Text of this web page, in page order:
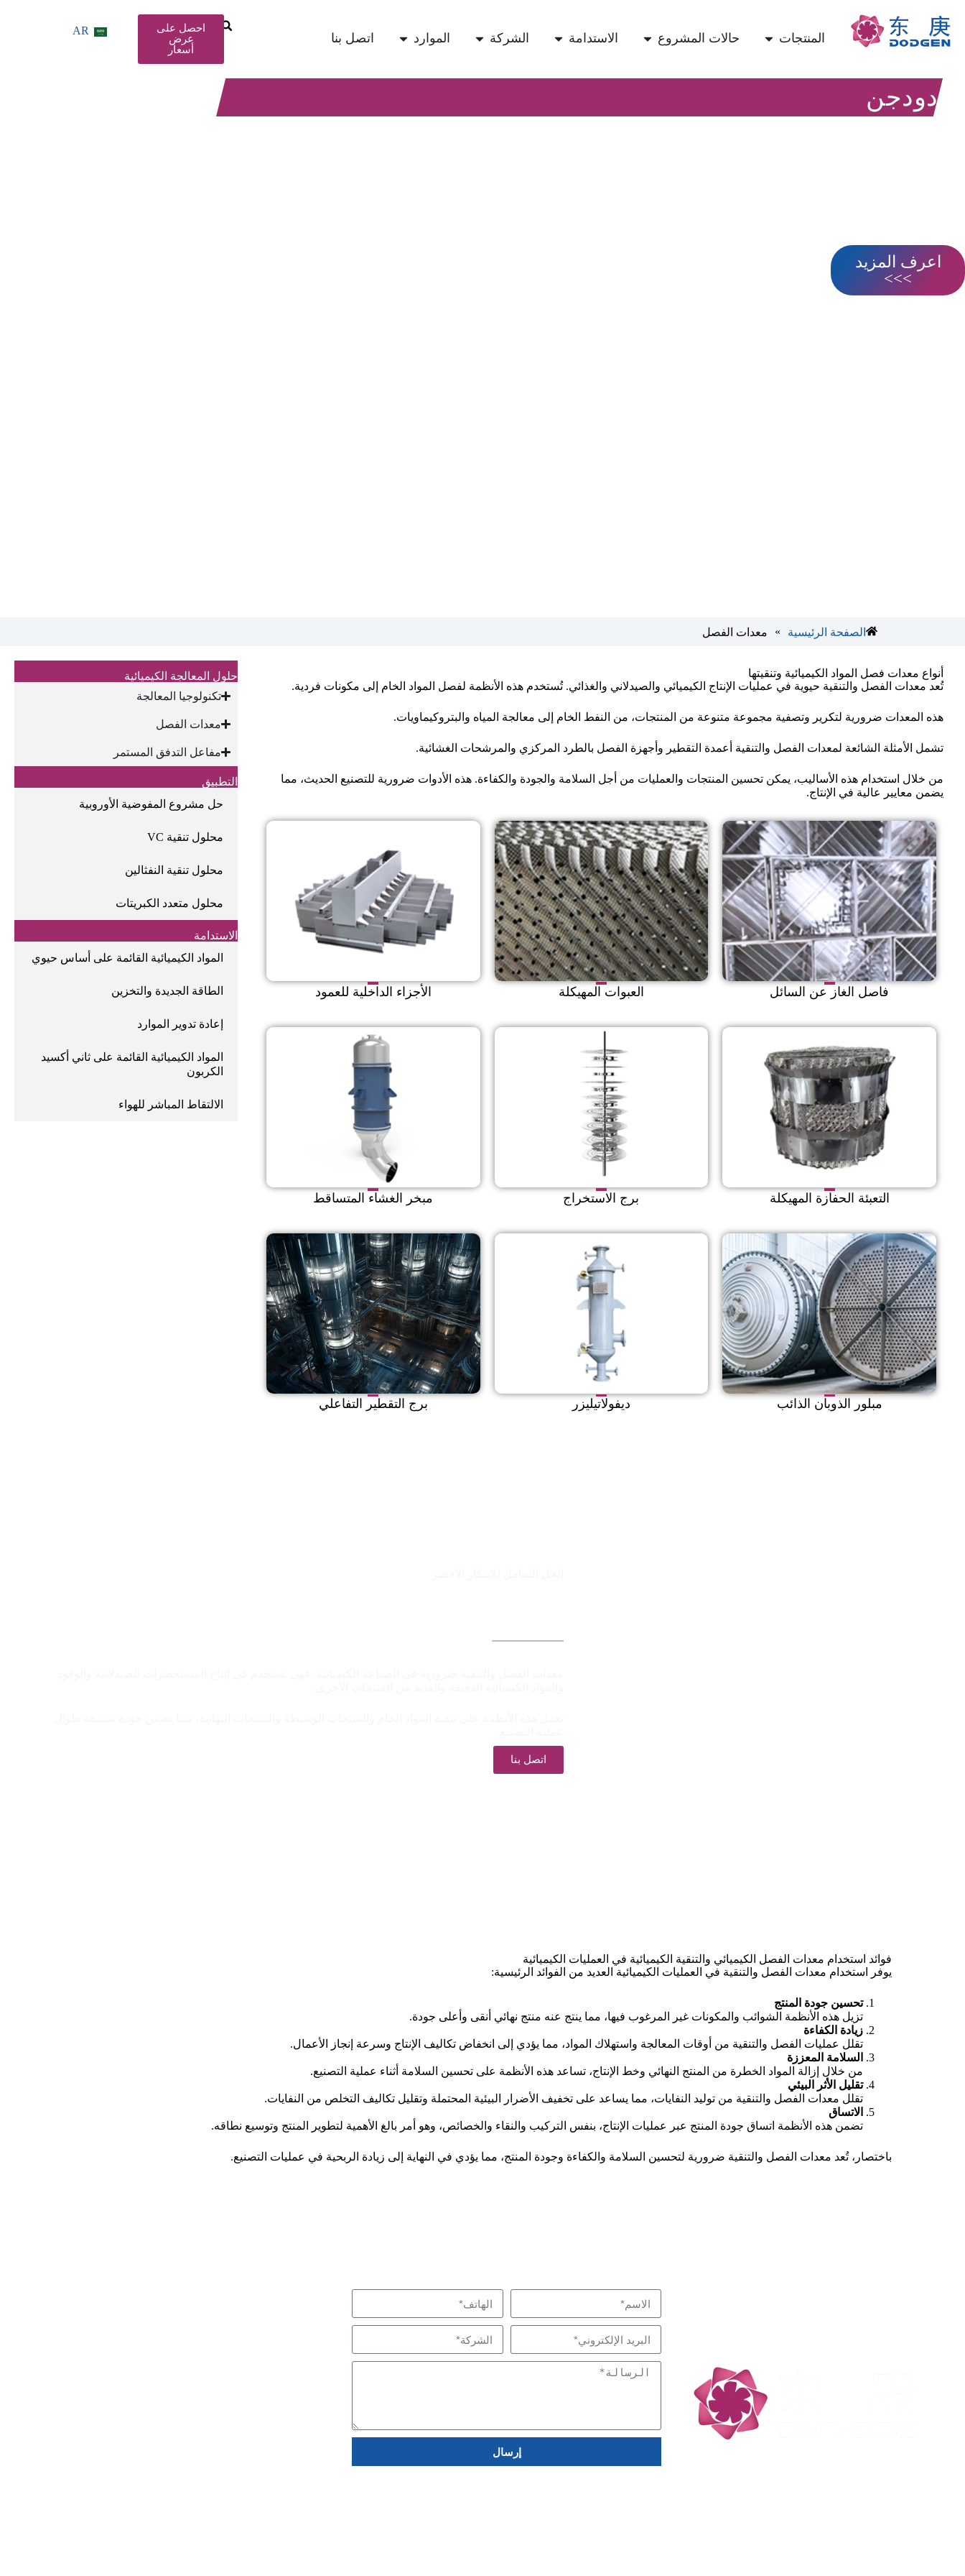
المنتجات حالات المشروع الاستدامة الشركة الموارد اتصل بنا
احصل على
عرض
أسعار
AR
دودجن
اعرف المزيد
>>>
الصفحة الرئيسية » معدات الفصل
أنواع معدات فصل المواد الكيميائية وتنقيتها
تُعد معدات الفصل والتنقية حيوية في عمليات الإنتاج الكيميائي والصيدلاني والغذائي. تُستخدم هذه الأنظمة لفصل المواد الخام إلى مكونات فردية.
هذه المعدات ضرورية لتكرير وتصفية مجموعة متنوعة من المنتجات، من النفط الخام إلى معالجة المياه والبتروكيماويات.
تشمل الأمثلة الشائعة لمعدات الفصل والتنقية أعمدة التقطير وأجهزة الفصل بالطرد المركزي والمرشحات الغشائية.
من خلال استخدام هذه الأساليب، يمكن تحسين المنتجات والعمليات من أجل السلامة والجودة والكفاءة. هذه الأدوات ضرورية للتصنيع الحديث، مما
يضمن معايير عالية في الإنتاج.
فاصل الغاز عن السائل العبوات المهيكلة الأجزاء الداخلية للعمود
التعبئة الحفازة المهيكلة برج الاستخراج مبخر الغشاء المتساقط
مبلور الذوبان الذائب ديفولاتيليزر برج التقطير التفاعلي
حلول المعالجة الكيميائية
تكنولوجيا المعالجة
معدات الفصل
مفاعل التدفق المستمر
التطبيق
حل مشروع المفوضية الأوروبية
محلول تنقية VC
محلول تنقية النفثالين
محلول متعدد الكبريتات
الاستدامة
المواد الكيميائية القائمة على أساس حيوي
الطاقة الجديدة والتخزين
إعادة تدوير الموارد
المواد الكيميائية القائمة على ثاني أكسيد
الكربون
الالتقاط المباشر للهواء
اتصل بنا
فوائد استخدام معدات الفصل الكيميائي والتنقية الكيميائية في العمليات الكيميائية
يوفر استخدام معدات الفصل والتنقية في العمليات الكيميائية العديد من الفوائد الرئيسية:
تحسين جودة المنتج
تزيل هذه الأنظمة الشوائب والمكونات غير المرغوب فيها، مما ينتج عنه منتج نهائي أنقى وأعلى جودة.
زيادة الكفاءة
تقلل عمليات الفصل والتنقية من أوقات المعالجة واستهلاك المواد، مما يؤدي إلى انخفاض تكاليف الإنتاج وسرعة إنجاز الأعمال.
السلامة المعززة
من خلال إزالة المواد الخطرة من المنتج النهائي وخط الإنتاج، تساعد هذه الأنظمة على تحسين السلامة أثناء عملية التصنيع.
تقليل الأثر البيئي
تقلل معدات الفصل والتنقية من توليد النفايات، مما يساعد على تخفيف الأضرار البيئية المحتملة وتقليل تكاليف التخلص من النفايات.
الاتساق
تضمن هذه الأنظمة اتساق جودة المنتج عبر عمليات الإنتاج، بنفس التركيب والنقاء والخصائص، وهو أمر بالغ الأهمية لتطوير المنتج وتوسيع نطاقه.
باختصار، تُعد معدات الفصل والتنقية ضرورية لتحسين السلامة والكفاءة وجودة المنتج، مما يؤدي في النهاية إلى زيادة الربحية في عمليات التصنيع.
إرسال